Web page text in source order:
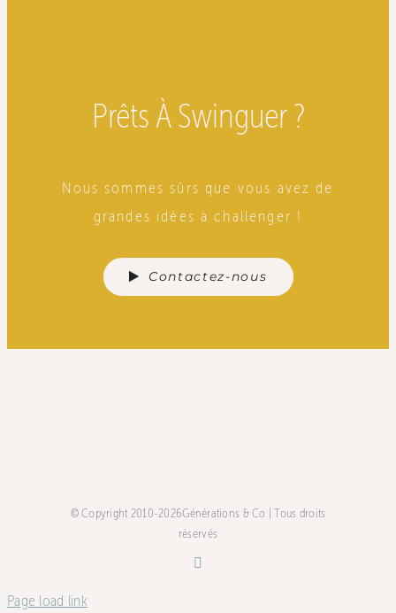
Prêts À Swinguer ?
Nous sommes sûrs que vous avez de
grandes idées à challenger !
Contactez-nous
© Copyright 2010-2026Générations & Co | Tous droits
réservés
Page load link